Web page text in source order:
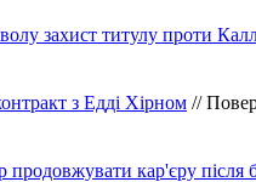
захист титулу проти
з Едді Хірном //
продовжувати кар'єру після